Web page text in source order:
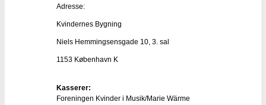
Adresse:
Kvindernes Bygning
Niels Hemmingsensgade 10, 3. sal
1153 København K
Kasserer:
Foreningen Kvinder i Musik/Marie Wärme